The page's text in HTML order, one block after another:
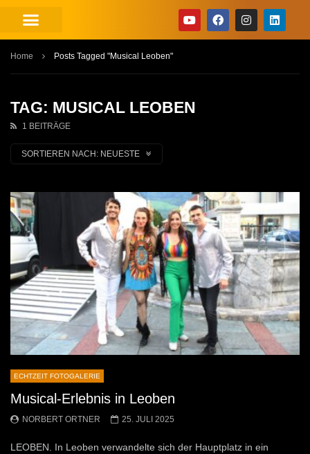
Home Posts Tagged "Musical Leoben"
TAG: MUSICAL LEOBEN
1 BEITRÄGE
SORTIEREN NACH: NEUESTE
ECHTZEIT FOTOGALERIE
Musical-Erlebnis in Leoben
NORBERT ORTNER 25. JULI 2025
LEOBEN. In Leoben verwandelte sich der Hauptplatz in ein